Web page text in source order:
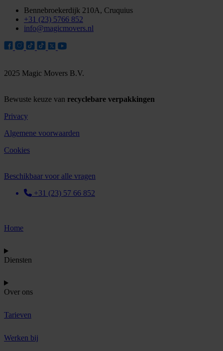
Bennebroekerdijk 210A, Cruquius
+31 (23) 5766 852
info@magicmovers.nl
2025 Magic Movers B.V.
Bewuste keuze van recyclebare verpakkingen
Privacy
Algemene voorwaarden
Cookies
Beschikbaar voor alle vragen
+31 (23) 57 66 852
Home
Diensten
Over ons
Tarieven
Werken bij